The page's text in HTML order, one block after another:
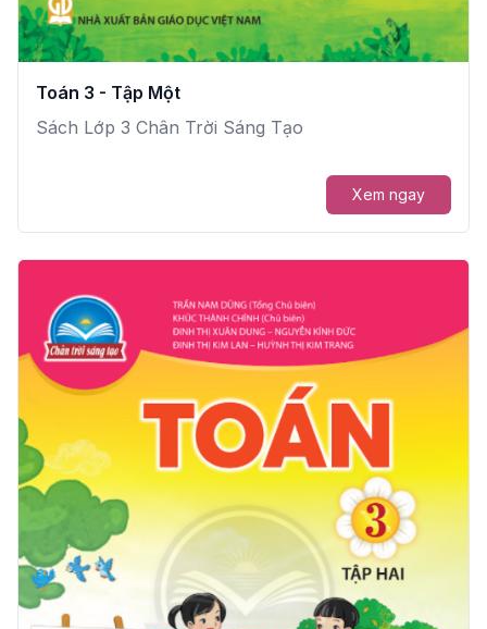
Toán 3 - Tập Một
Sách Lớp 3 Chân Trời Sáng Tạo
Xem ngay